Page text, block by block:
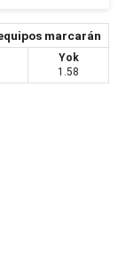
marcarán
Yok
1.58